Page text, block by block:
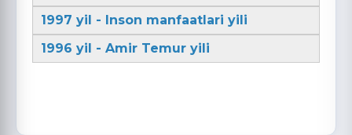
1997 yil - Inson manfaatlari yili
1996 yil - Amir Temur yili